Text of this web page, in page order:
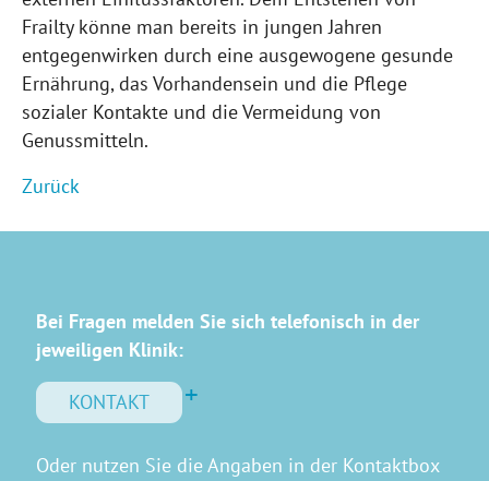
Frailty könne man bereits in jungen Jahren
entgegenwirken durch eine ausgewogene gesunde
Ernährung, das Vorhandensein und die Pflege
sozialer Kontakte und die Vermeidung von
Genussmitteln.
Zurück
Bei Fragen melden Sie sich telefonisch in der
jeweiligen Klinik:
KONTAKT
Oder nutzen Sie die Angaben in der Kontaktbox